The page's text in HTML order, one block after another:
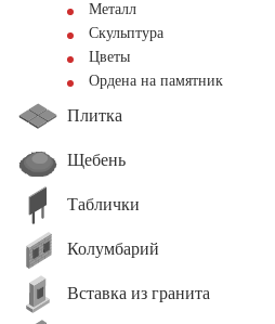
Металл
Скульптура
Цветы
Ордена на памятник
Плитка
Щебень
Таблички
Колумбарий
Вставка из гранита